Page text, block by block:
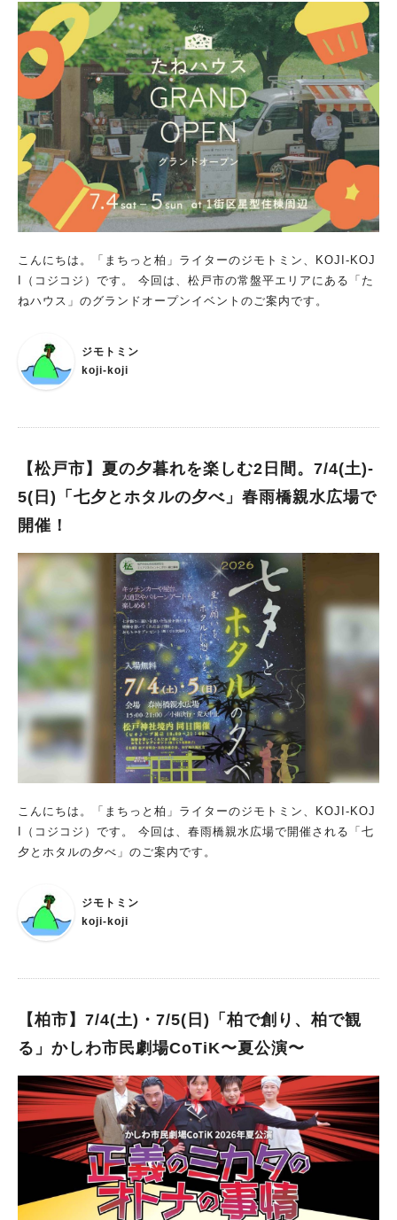
こんにちは。「まちっと柏」ライターのジモトミン、KOJI-KOJ
I（コジコジ）です。 今回は、松戸市の常盤平エリアにある「た
ねハウス」のグランドオープンイベントのご案内です。
ジモトミン
koji-koji
【松戸市】夏の夕暮れを楽しむ2日間。7/4(土)-
5(日)「七夕とホタルの夕べ」春雨橋親水広場で
開催！
こんにちは。「まちっと柏」ライターのジモトミン、KOJI-KOJ
I（コジコジ）です。 今回は、春雨橋親水広場で開催される「七
夕とホタルの夕べ」のご案内です。
ジモトミン
koji-koji
【柏市】7/4(土)・7/5(日)「柏で創り、柏で観
る」かしわ市民劇場CoTiK〜夏公演〜